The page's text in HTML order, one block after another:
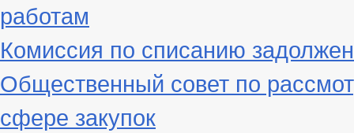
работам
Комиссия по списанию
Общественный совет по
сфере закупок